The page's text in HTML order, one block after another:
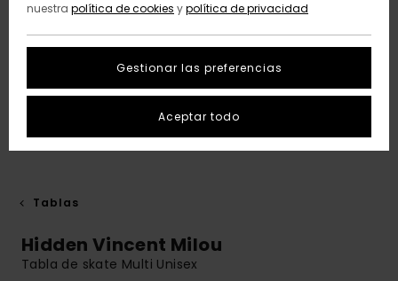
Tablas
Hidden Vincent Milou
Tabla de skate Multi Unisex
nuestra política de cookies ypolítica de privacidad
Gestionar las preferencias
Aceptar todo